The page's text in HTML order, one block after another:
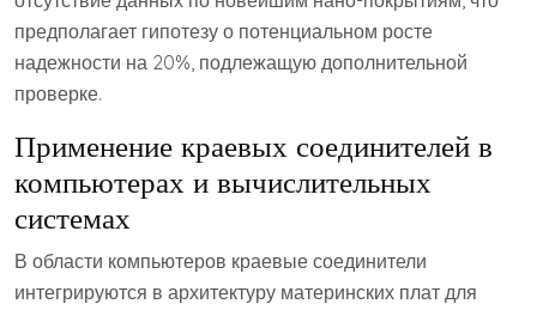
предполагает гипотезу о потенциальном росте
надежности на 20%, подлежащую дополнительной
проверке.
Применение краевых соединителей в
компьютерах и вычислительных
системах
В области компьютеров краевые соединители
интегрируются в архитектуру материнских плат для